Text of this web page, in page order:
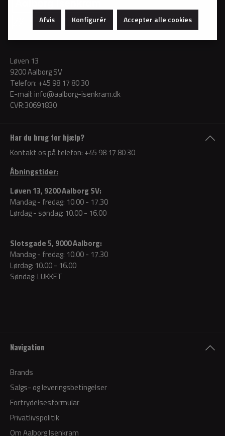
Har du brug for hjælp?
Kontakt os på telefon: +45 98 17 80 30
Åbningstider:
Løven 13, 9200 Aalborg SV:
Mandag - fredag: 10.00 - 17.30
Lørdag - søndag: 10.00 - 16.00
Slotsgade 5, 9000 Aalborg:
Mandag - fredag: 10.00 - 17.30
Lørdag: 10.00 - 16.00
Søndag: LUKKET
Løven 13
9200 Aalborg SV
Telefon: +45 98 17 80 30
E-mail: info@aalborg-isenkram.dk
CVR:30691830
Navigation
Brands
Salgs- og leveringsbetingelser
Fortrydelsesformular
Privatlivspolitik
Om Aalborg Isenkram
Afvis Konfigurér Accepter alle cookies